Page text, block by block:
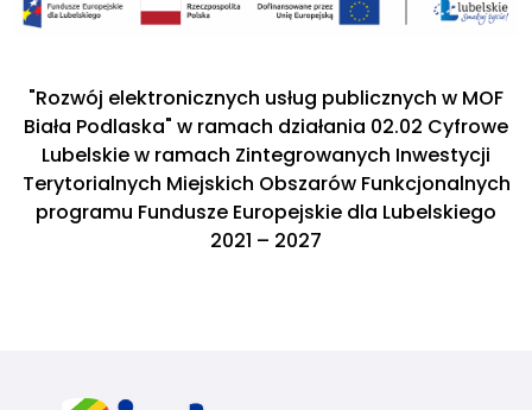
"Rozwój elektronicznych usług publicznych w MOF
Biała Podlaska" w ramach działania 02.02 Cyfrowe
Lubelskie w ramach Zintegrowanych Inwestycji
Terytorialnych Miejskich Obszarów Funkcjonalnych
programu Fundusze Europejskie dla Lubelskiego
2021 – 2027